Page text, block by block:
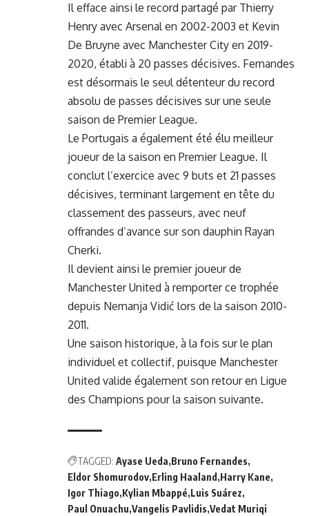
Il efface ainsi le record partagé par Thierry
Henry avec Arsenal en 2002-2003 et Kevin
De Bruyne avec Manchester City en 2019-
2020, établi à 20 passes décisives. Fernandes
est désormais le seul détenteur du record
absolu de passes décisives sur une seule
saison de Premier League.
Le Portugais a également été élu meilleur
joueur de la saison en Premier League. Il
conclut l’exercice avec 9 buts et 21 passes
décisives, terminant largement en tête du
classement des passeurs, avec neuf
offrandes d’avance sur son dauphin Rayan
Cherki.
Il devient ainsi le premier joueur de
Manchester United à remporter ce trophée
depuis Nemanja Vidić lors de la saison 2010-
2011.
Une saison historique, à la fois sur le plan
individuel et collectif, puisque Manchester
United valide également son retour en Ligue
des Champions pour la saison suivante.
TAGGED: Ayase Ueda Bruno Fernandes
Eldor Shomurodov Erling Haaland Harry Kane
Igor Thiago Kylian Mbappé Luis Suárez
Paul Onuachu Vangelis Pavlidis Vedat Muriqi